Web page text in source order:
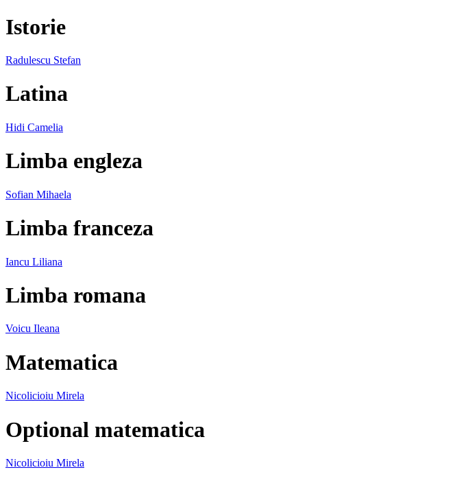
Istorie
Radulescu Stefan
Latina
Hidi Camelia
Limba engleza
Sofian Mihaela
Limba franceza
Iancu Liliana
Limba romana
Voicu Ileana
Matematica
Nicolicioiu Mirela
Optional matematica
Nicolicioiu Mirela